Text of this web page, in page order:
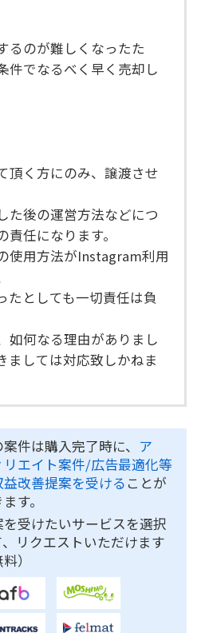
るのが難しくなったた
件でなるべく早く売却し
頂く方にのみ、譲渡させ
た後の運営方法などにつ
任になります。
使用方法がInstagram利用
たとしても一切責任は負
如何なる理由がありまし
ましては対応致しかねま
案件は購入完了時に、 ア
リエイト案件/広告最適化等
益改善提案を受ける ことが
す。
を受けたいサービスを選択
、リクエストいただけます
料）